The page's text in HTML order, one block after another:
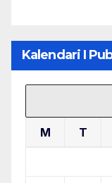
Kalendari I
M T